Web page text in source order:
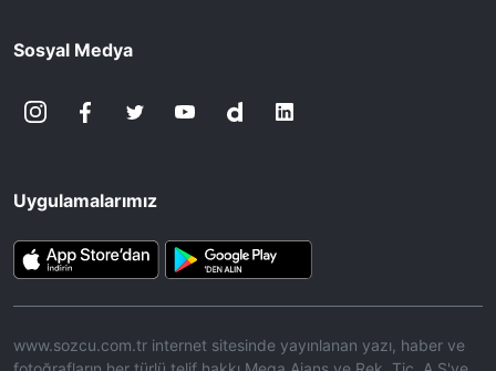
Sosyal Medya
Uygulamalarımız
www.sozcu.com.tr internet sitesinde yayınlanan yazı, haber ve